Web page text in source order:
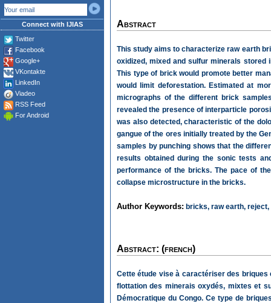
Connect with IJIAS
Twitter
Facebook
Google+
VKontakte
LinkedIn
Viadeo
RSS Feed
For Android
Abstract
This study aims to characterize raw earth
oxidized, mixed and sulfur minerals stored
This type of brick would promote better
would limit deforestation. Estimated at
micrographs of the different brick
revealed the presence of interparticle
was also detected, characteristic of the
gangue of the ores initially treated by the
samples by punching shows that the
results obtained during the sonic tests
performance of the bricks. The pace of
collapse microstructure in the bricks.
Author Keywords: bricks, raw earth,
Abstract: (french)
Cette étude vise à caractériser des
flottation des minerais oxydés, mixtes et
Démocratique du Congo. Ce type de